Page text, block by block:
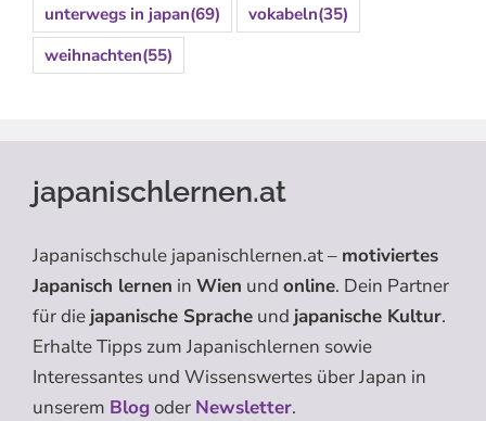
unterwegs in japan(69) vokabeln(35)
weihnachten(55)
japanischlernen.at
Japanischschule japanischlernen.at – motiviertes
Japanisch lernen in Wien und online. Dein Partner
für die japanische Sprache und japanische Kultur.
Erhalte Tipps zum Japanischlernen sowie
Interessantes und Wissenswertes über Japan in
unserem Blogoder Newsletter.